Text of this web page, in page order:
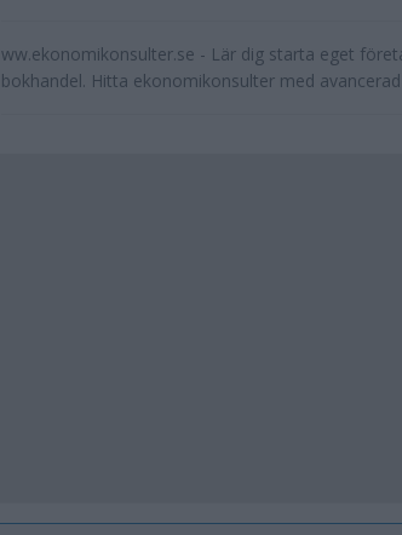
ww.ekonomikonsulter.se - Lär dig starta eget
bokhandel. Hitta ekonomikonsulter med